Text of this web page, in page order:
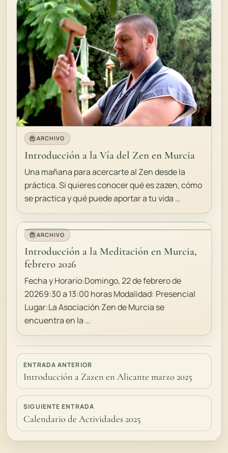
ARCHIVO
Introducción a la Vía del Zen en Murcia
Una mañana para acercarte al Zen desde la
práctica. Si quieres conocer qué es zazen, cómo
se practica y qué puede aportar a tu vida …
ARCHIVO
Introducción a la Meditación en Murcia,
febrero 2026
Fecha y Horario:Domingo, 22 de febrero de
20269:30 a 13:00 horas Modalidad: Presencial
Lugar:La Asociación Zen de Murcia se
encuentra en la …
ENTRADA ANTERIOR
Introducción a Zazen en Alicante marzo 2025
SIGUIENTE ENTRADA
Calendario de Actividades 2025